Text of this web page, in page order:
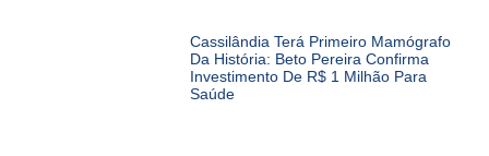
Cassilândia Terá Primeiro Mamógrafo
Da História: Beto Pereira Confirma
Investimento De R$ 1 Milhão Para
Saúde